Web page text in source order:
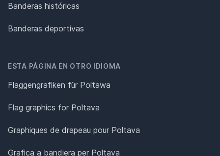
Banderas históricas
Banderas deportivas
ESTA PÁGINA EN OTRO IDIOMA
Flaggengrafiken für Poltawa
Flag graphics for Poltava
Graphiques de drapeau pour Poltava
Grafica a bandiera per Poltava